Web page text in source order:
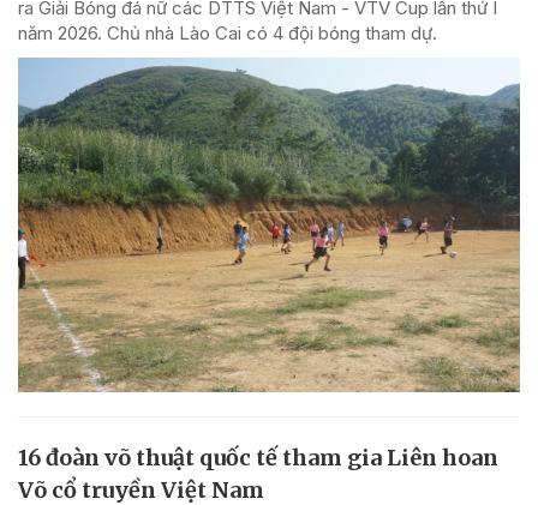
ra Giải Bóng đá nữ các DTTS Việt Nam - VTV Cup lần thứ I
năm 2026. Chủ nhà Lào Cai có 4 đội bóng tham dự.
16 đoàn võ thuật quốc tế tham gia Liên hoan
Võ cổ truyền Việt Nam